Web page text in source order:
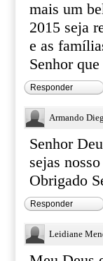
mais um
2015 seja
e as
Senhor
Responder
Armando
Senhor
sejas
Obrigado
Responder
Leidiane